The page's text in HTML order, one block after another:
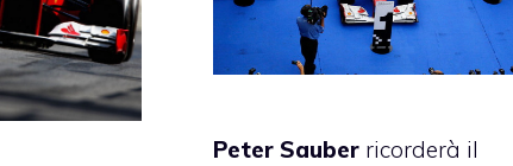
Peter Sauber ricorderà il